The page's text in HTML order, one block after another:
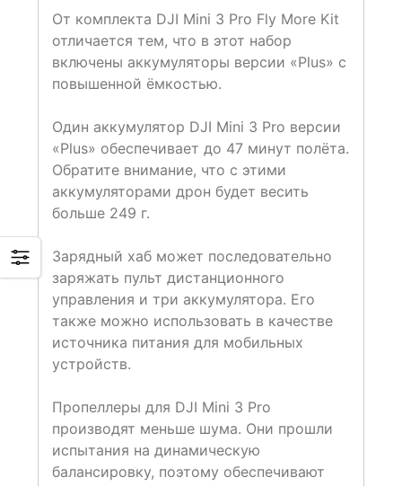
От комплекта DJI Mini 3 Pro Fly More Kit
отличается тем, что в этот набор
включены аккумуляторы версии «Plus» с
повышенной ёмкостью.
Один аккумулятор DJI Mini 3 Pro версии
«Plus» обеспечивает до 47 минут полёта.
Обратите внимание, что с этими
аккумуляторами дрон будет весить
больше 249 г.
Зарядный хаб может последовательно
заряжать пульт дистанционного
управления и три аккумулятора. Его
также можно использовать в качестве
источника питания для мобильных
устройств.
Пропеллеры для DJI Mini 3 Pro
производят меньше шума. Они прошли
испытания на динамическую
балансировку, поэтому обеспечивают